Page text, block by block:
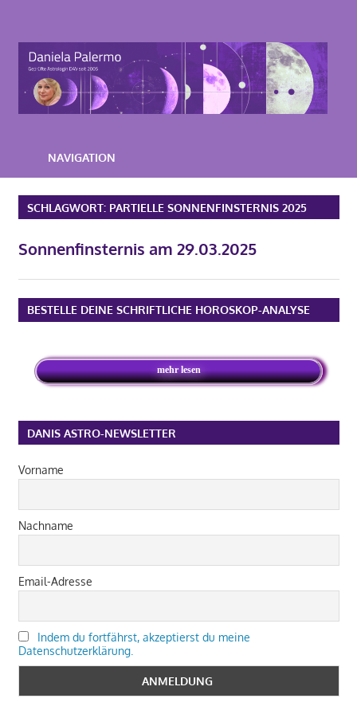
springen
Astrologie-
Beratung-
Daniela-
NAVIGATION
SCHLAGWORT: PARTIELLE SONNENFINSTERNIS 2025
Sonnenfinsternis am 29.03.2025
BESTELLE DEINE SCHRIFTLICHE HOROSKOP-ANALYSE
mehr lesen
DANIS ASTRO-NEWSLETTER
Vorname
Nachname
Email-Adresse
Indem du fortfährst, akzeptierst du meine
Datenschutzerklärung.